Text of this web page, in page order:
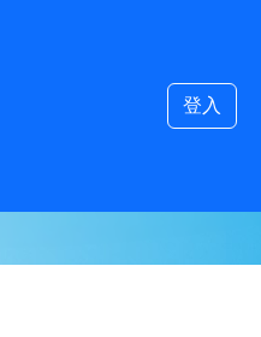
登入